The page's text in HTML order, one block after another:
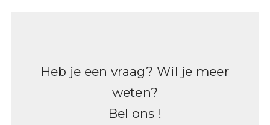
Heb je een vraag? Wil je meer
weten?
Bel ons !